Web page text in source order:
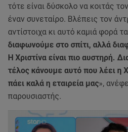
τότε είναι δύσκολο να κοιτάς
έναν συνεταίρο. Βλέπεις τον
αντίστοιχα κι αυτό καμιά φορά
διαφωνούμε στο σπίτι, αλλά
Η Χριστίνα είναι πιο αυστηρή.
τέλος κάνουμε αυτό που λέει η
πάει καλά η εταιρεία μας»,
παρουσιαστής.